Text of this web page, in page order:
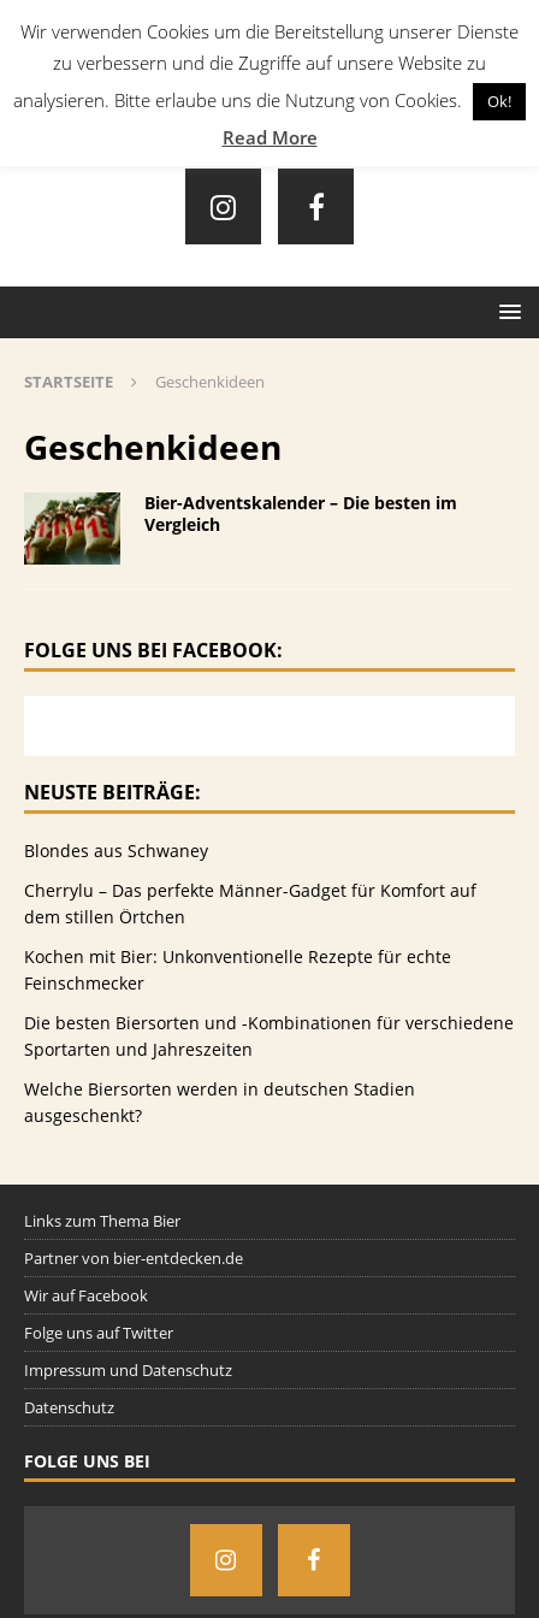
STARTSEITE Geschenkideen
Geschenkideen
Bier-Adventskalender – Die besten im
Vergleich
FOLGE UNS BEI FACEBOOK:
NEUSTE BEITRÄGE:
Blondes aus Schwaney
Cherrylu – Das perfekte Männer-Gadget für Komfort auf
dem stillen Örtchen
Kochen mit Bier: Unkonventionelle Rezepte für echte
Feinschmecker
Die besten Biersorten und -Kombinationen für verschiedene
Sportarten und Jahreszeiten
Welche Biersorten werden in deutschen Stadien
ausgeschenkt?
Links zum Thema Bier
Partner von bier-entdecken.de
Wir auf Facebook
Folge uns auf Twitter
Impressum und Datenschutz
Datenschutz
FOLGE UNS BEI
Wir verwenden Cookies um die Bereitstellung unserer Dienste
zu verbessern und die Zugriffe auf unsere Website zu
analysieren. Bitte erlaube uns die Nutzung von Cookies.
Ok!
Read More